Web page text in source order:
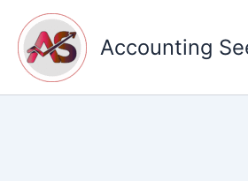
content
Accounting